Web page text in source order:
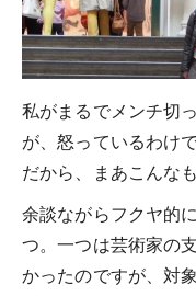
私がまるでメンチ切
が、怒っているわけ
だから、まあこんな
余談ながらフクヤ的
つ。一つは芸術家の
かったのですが、対